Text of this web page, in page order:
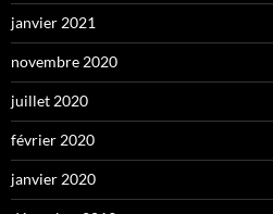
janvier 2021
novembre 2020
juillet 2020
février 2020
janvier 2020